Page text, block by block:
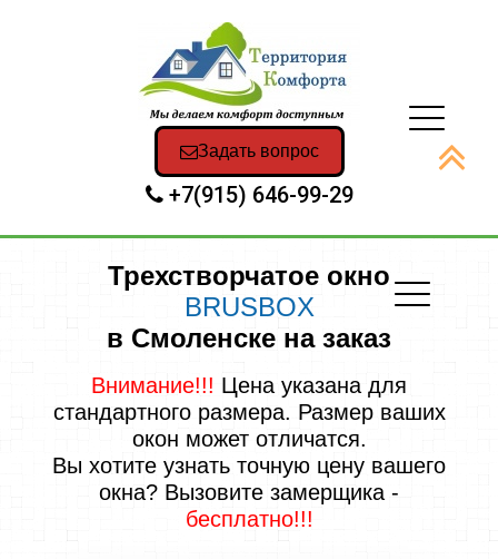
Задать вопрос
+7(915) 646-99-29
Трехстворчатое окно
BRUSBOX
в Смоленске на заказ
Внимание!!! Цена указана для
стандартного размера. Размер ваших
окон может отличатся.
Вы хотите узнать точную цену вашего
окна? Вызовите замерщика -
бесплатно!!!